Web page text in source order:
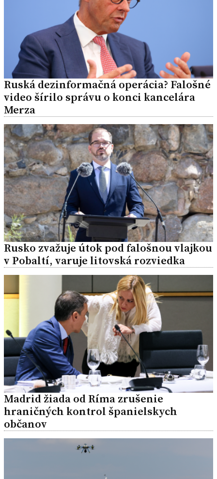
Ruská dezinformačná operácia? Falošné
video šírilo správu o konci kancelára
Merza
Rusko zvažuje útok pod falošnou vlajkou
v Pobaltí, varuje litovská rozviedka
Madrid žiada od Ríma zrušenie
hraničných kontrol španielskych
občanov